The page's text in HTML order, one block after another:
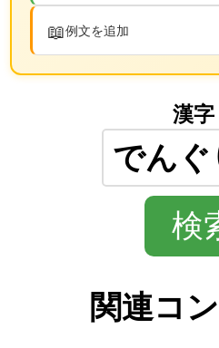
📖例文を追加
漢字
関連コ